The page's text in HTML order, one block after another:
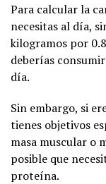
Para calcular la
necesitas al día,
kilogramos por
deberías
día.
Sin embargo, si
tienes objetivos
masa muscular o
posible que
proteína.